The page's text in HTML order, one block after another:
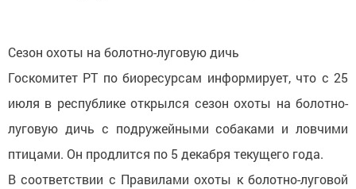
Сезон охоты на болотно-луговую дичь
Госкомитет РТ по биоресурсам информирует, что с 25
июля в республике открылся сезон охоты на болотно-
луговую дичь с подружейными собаками и ловчими
птицами. Он продлится по 5 декабря текущего года.
В соответствии с Правилами охоты к болотно-луговой